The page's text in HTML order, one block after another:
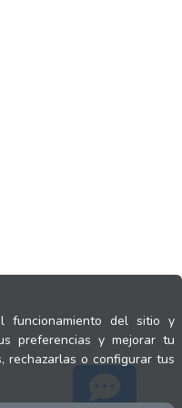
funcionamiento del sitio y
preferencias y mejorar tu
rechazarlas o configurar tus